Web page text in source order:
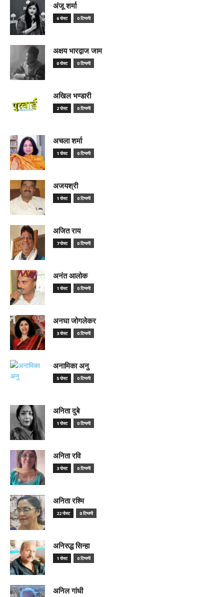
अंजू शर्मा
6 पोस्ट 0 टिप्पणी
अक्षय भारद्वाज जाम
0 पोस्ट 0 टिप्पणी
अखिल भण्डारी
2 पोस्ट 0 टिप्पणी
अचला शर्मा
1 पोस्ट 0 टिप्पणी
अजयश्री
1 पोस्ट 0 टिप्पणी
अजित राय
7 पोस्ट 0 टिप्पणी
अनंत आलोक
1 पोस्ट 0 टिप्पणी
अनघा जोगलेकर
3 पोस्ट 0 टिप्पणी
अनामिका अनु
5 पोस्ट 0 टिप्पणी
अनिता दुबे
1 पोस्ट 0 टिप्पणी
अनिता रवि
3 पोस्ट 0 टिप्पणी
अनिता रश्मि
22 पोस्ट 0 टिप्पणी
अनिरुद्ध सिन्हा
1 पोस्ट 0 टिप्पणी
अनिल गांधी